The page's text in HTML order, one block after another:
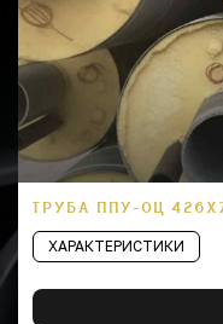
ТРУБА ППУ-ОЦ
ХАРАКТЕРИСТИКИ